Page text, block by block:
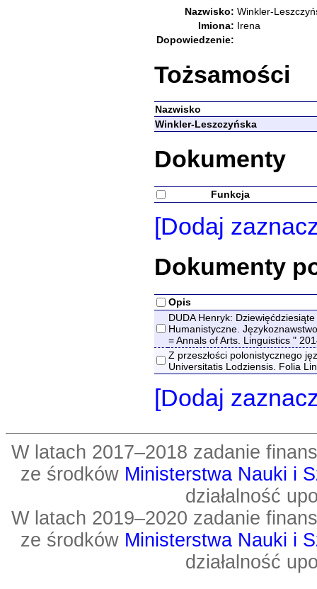
Nazwisko: Winkler-
Imiona: Irena
Dopowiedzenie:
Tożsamości
Nazwisko
Winkler-Leszczyńska
Dokumenty
Funkcja
[Dodaj
Dokumenty
Opis
DUDA Henryk:
Humanistyczne.
= Annals of Arts. Linguistics "
Z przeszłości polonistycznego
Universitatis Lodziensis. Folia
[Dodaj
W latach 2017–2018 zadanie
ze środków Ministerstwa Nauki i
działalność
W latach 2019–2020 zadanie
ze środków Ministerstwa Nauki i
działalność